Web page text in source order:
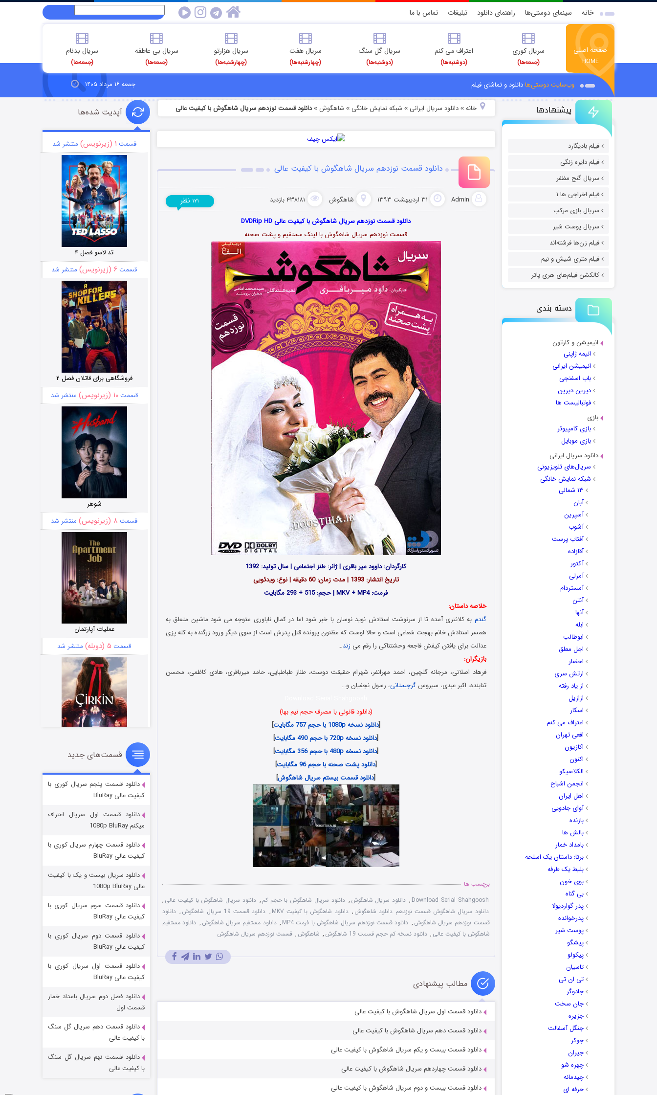
خانه سینمای دوستی‌ها راهنمای دانلود تبلیغات تماس با ما
صفحه اصلی
HOME
سریال کوری
(جمعه‌ها)
اعتراف می کنم
(دوشنبه‌ها)
سریال گل سنگ
(دوشنبه‌ها)
سریال هفت
(چهارشنبه‌ها)
سریال هزارتو
(چهارشنبه‌ها)
سریال بی عاطفه
(جمعه‌ها)
سریال بدنام
(جمعه‌ها)
وب‌سایت دوستی‌هادانلود و تماشای فیلم جمعه ۱۶ مرداد ۱۴۰۵
پیشنهادها
فیلم بادیگارد
فیلم دایره زنگی
سریال گنج مظفر
فیلم اخراجی ها ۱
سریال بازی مرکب
سریال پوست شیر
فیلم زن‌ها فرشته‌اند
فیلم متری شیش و نیم
کالکشن فیلم‌های هری پاتر
دسته بندی
انیمیشن و کارتون
انیمه ژاپنی
انیمیشن ایرانی
باب اسفنجی
دیرین دیرین
فوتبالیست ها
بازی
بازی کامپیوتر
بازی موبایل
دانلود سریال ایرانی
سریال‌های تلویزیونی
شبکه نمایش خانگی
۱۳ شمالی
آبان
آسپرین
آشوب
آفتاب پرست
آقازاده
آکتور
آمرلی
آمستردام
آنتن
آنها
ابله
ابوطالب
اجل معلق
احضار
ارتش سری
از یاد رفته
ازازیل
اسکار
اعتراف می کنم
افعی تهران
اکازیون
اکنون
الکلاسیکو
انجمن اشباح
اهل ایران
آوای جادویی
بازنده
بالش ها
بامداد خمار
برتا: داستان یک اسلحه
بلیط یک‌‌ طرفه
بوی خون
بی گناه
پدر گواردیولا
پدرخوانده
پوست شیر
پیشگو
پیکولو
تاسیان
تی ان تی
جادوگر
جان سخت
جزیره
جنگل آسفالت
جوکر
جیران
چهره شو
چیدمانه
حرفه ای
خانه» دانلود سریال ایرانی » شبکه نمایش خانگی » شاهگوش »دانلود قسمت نوزدهم سریال شاهگوش با کیفیت عالی
دانلود قسمت نوزدهم سریال شاهگوش با کیفیت عالی
Admin ۳۱ اردیبهشت ۱۳۹۳ شاهگوش ۴۳۸۱۸۱ بازدید ۱۲۱ نظر
دانلود قسمت نوزدهم سریال شاهگوش با کیفیت عالی DVDRip HD
قسمت نوزدهم سریال شاهگوش با لینک مستقیم و پشت صحنه
کارگردان: داوود میر باقری | ژانر: طنز اجتماعی | سال تولید: 1392
تاریخ انتشار: 1393 | مدت زمان: 60 دقیقه | نوع: ویدئویی
فرمت: MKV + MP4 | حجم: 515 + 293 مگابایت
خلاصه داستان:
گندم به کلانتری آمده تا از سرنوشت استادش نوید نوسان با خبر شود اما در کمال ناباوری متوجه می شود ماشین متعلق به
همسر استادش خانم بهجت شعاعی است و حالا اوست که مظنون پرونده قتل پدرش است از سوی دیگر ورود زرگنده به کله پزی
عدالت برای یافتن کیفش فاجعه وحشتناکی را رقم می زند…
بازیگران:
فرهاد اصلانی، مرجانه گلچین، احمد مهرانفر، شهرام حقیقت دوست، طناز طباطبایی، حامد میرباقری، هادی کاظمی، محسن
تنابنده، اکبر عبدی، سیروسگرجستانی، رسول نجفیان و…
(دانلود قانونی با مصرف حجم نیم بها)
[دانلود نسخه 1080p با حجم 757 مگابایت
]
[دانلود نسخه 720p با حجم 490 مگابایت
]
[دانلود نسخه 480p با حجم 356 مگابایت
]
[دانلود پشت صحنه با حجم 96 مگابایت
]
[دانلود قسمت بیستم سریال شاهگوش]
برچسب ها
Download Serial Shahgoosh
, دانلود سریال شاهگوش , دانلود سریال شاهگوش با حجم کم , دانلود سریال شاهگوش با کیفیت عالی ,
دانلود سریال شاهگوش قسمت نوزدهم دانلود شاهگوش , دانلود شاهگوش با کیفیت MKV , دانلود قسمت 19 سریال شاهگوش , دانلود
قسمت نوزدهم سریال شاهگوش , دانلود قسمت نوزدهم سریال شاهگوش با فرمت MP4 , دانلود مستقیم سریال شاهگوش , دانلود مستقیم
شاهگوش با کیفیت عالی , دانلود نسخه کم حجم قسمت 19 شاهگوش , شاهگوش , قسمت نوزدهم سریال شاهگوش
مطالب پیشنهادی
دانلود قسمت اول سریال شاهگوش با کیفیت عالی
دانلود قسمت دهم سریال شاهگوش با کیفیت عالی
دانلود قسمت بیست و یکم سریال شاهگوش با کیفیت عالی
دانلود قسمت چهاردهم سریال شاهگوش با کیفیت عالی
دانلود قسمت بیست و دوم سریال شاهگوش با کیفیت عالی
آپدیت شده‌ها
قسمت ۱ (زیرنویس) منتشر شد
تد لاسو فصل ۴
قسمت ۶ (زیرنویس) منتشر شد
فروشگاهی برای قاتلان فصل ۲
قسمت۱۰ (زیرنویس) منتشر شد
شوهر
قسمت ۸ (زیرنویس) منتشر شد
عملیات آپارتمان
قسمت ۵ (دوبله) منتشر شد
سریال زشت
قسمت۲ (زیرنویس) منتشر شد
مردگان متحرک: شهر مرده ۳
شکست استوارت در نجات جهان
قسمت ۷ (زیرنویس) منتشر شد
قسمت‌های جدید
دانلود قسمت پنجم سریال کوری با
کیفیت عالی BluRay
دانلود قسمت اول سریال اعتراف
میکنم 1080p BluRay
دانلود قسمت چهارم سریال کوری با
کیفیت عالی BluRay
دانلود سریال بیست و یک با کیفیت
عالی 1080p BluRay
دانلود قسمت سوم سریال کوری با
کیفیت عالی BluRay
دانلود قسمت دوم سریال کوری با
کیفیت عالی BluRay
دانلود قسمت اول سریال کوری با
کیفیت عالی BluRay
دانلود فصل دوم سریال بامداد خمار
قسمت اول
دانلود قسمت دهم سریال گل سنگ
با کیفیت عالی
دانلود قسمت نهم سریال گل سنگ
با کیفیت عالی